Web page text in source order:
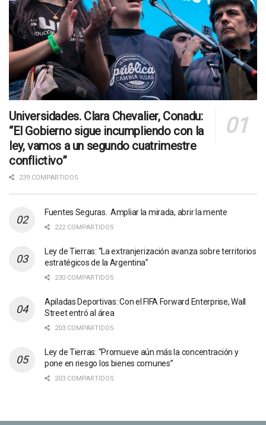
Universidades. Clara Chevalier, Conadu:
“El Gobierno sigue incumpliendo con la
ley, vamos a un segundo cuatrimestre
conflictivo”
239 COMPARTIDOS
Fuentes Seguras. Ampliar la mirada, abrir la mente
222 COMPARTIDOS
Ley de Tierras: “La extranjerización avanza sobre territorios
estratégicos de la Argentina”
230 COMPARTIDOS
Apiladas Deportivas: Con el FIFA Forward Enterprise, Wall
Street entró al área
203 COMPARTIDOS
Ley de Tierras: “Promueve aún más la concentración y
pone en riesgo los bienes comunes”
203 COMPARTIDOS